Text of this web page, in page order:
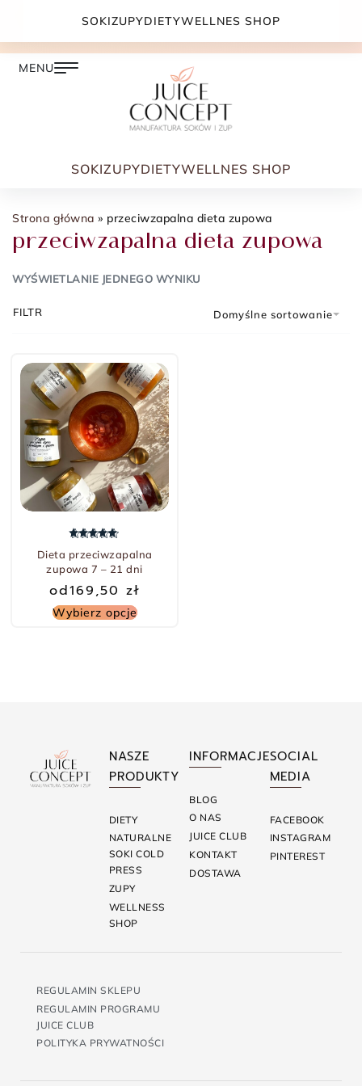
DARMOWA DOSTAWA PRZY ZAMÓWIENIU JUŻ OD
SOKIZUPYDIETYWELLNES SHOP
Strona główna » przeciwzapalna dieta zupowa
przeciwzapalna dieta zupowa
WYŚWIETLANIE JEDNEGO WYNIKU
Domyślne sortowanie
FILTR
Dieta przeciwzapalna
zupowa 7 – 21 dni
od169,50 zł
Wybierz opcje
NASZE
PRODUKTY
DIETY
NATURALNE
SOKI COLD
PRESS
ZUPY
WELLNESS
SHOP
INFORMACJE
BLOG
O NAS
JUICE CLUB
KONTAKT
DOSTAWA
SOCIAL
MEDIA
FACEBOOK
INSTAGRAM
PINTEREST
REGULAMIN SKLEPU
REGULAMIN PROGRAMU
JUICE CLUB
POLITYKA PRYWATNOŚCI
SOKIZUPYDIETYWELLNES SHOP